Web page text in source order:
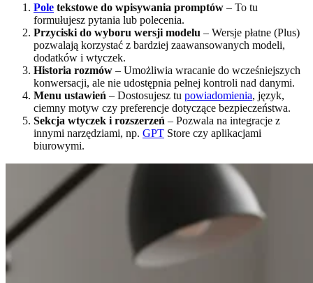
Pole tekstowe do wpisywania promptów – To tu
formułujesz pytania lub polecenia.
Przyciski do wyboru wersji modelu – Wersje płatne (Plus)
pozwalają korzystać z bardziej zaawansowanych modeli,
dodatków i wtyczek.
Historia rozmów – Umożliwia wracanie do wcześniejszych
konwersacji, ale nie udostępnia pełnej kontroli nad danymi.
Menu ustawień – Dostosujesz tu powiadomienia, język,
ciemny motyw czy preferencje dotyczące bezpieczeństwa.
Sekcja wtyczek i rozszerzeń – Pozwala na integracje z
innymi narzędziami, np. GPT Store czy aplikacjami
biurowymi.